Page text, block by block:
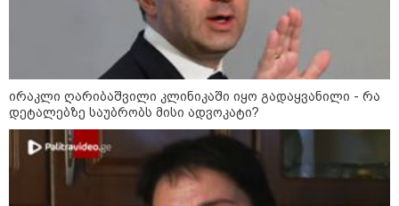
რა სასჯელი ემუქრება ნია
იმნაძეს? - პროკურატურამ მას
ბრალდება წარუდგინა
19:30 / 06-08-2026
გიგა ავალიანის საქმეზე ნია
იმნაძეს და ანასტასია
ბერუაშვილს ბრალდება
წარუდგინეს
ირაკლი ღარიბაშვილი კლინიკაში იყო გადაყვანილი - რა
დეტალებზე საუბრობს მისი ადვოკატი?